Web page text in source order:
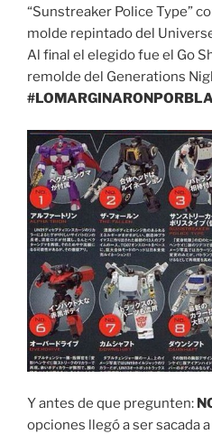
“Sunstreaker Police Type”
molde repintado del
Al final el elegido fue el Go
remolde del Generations
Y antes de que pregunten:
opciones llegó a ser sacada